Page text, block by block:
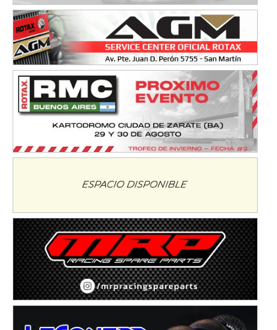
KDO - F6
Ciudad de Trenque Lauquen (Asfalto)
Trenque Lauquen (Buenos Aires)
ENTRERRIANO - F6 (POSTERGADA)
Parque de la Velocidad (Asfalto)
Villaguay (Entre Ríos)
VICTORIENSE - F7
El Cerro (Tierra)
Gral. E. Godoy (Río Negro)
Juventud Unida (Tierra)
Humboldt (Santa Fe)
NORESTE SANTAFESINO - F6
Ciudad de Avellaneda (Asfalto)
Avellaneda (Santa Fe)
SUR SANTAFESINO - F4